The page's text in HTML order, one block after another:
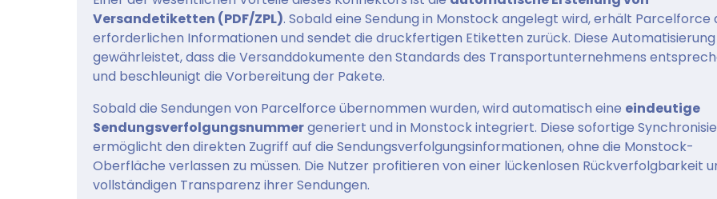
Versandetiketten (PDF/ZPL). Sobald eine Sendung in Monstock angelegt wird, erhält Parcelforce
erforderlichen Informationen und sendet die druckfertigen Etiketten zurück. Diese Automatisierung
gewährleistet, dass die Versanddokumente den Standards des Transportunternehmens
und beschleunigt die Vorbereitung der Pakete.
Sobald die Sendungen von Parcelforce übernommen wurden, wird automatisch eine eindeutige
Sendungsverfolgungsnummergeneriert und in Monstock integriert. Diese sofortige
ermöglicht den direkten Zugriff auf die Sendungsverfolgungsinformationen, ohne die Monstock-
Oberfläche verlassen zu müssen. Die Nutzer profitieren von einer lückenlosen Rückverfolgbarkeit
vollständigen Transparenz ihrer Sendungen.